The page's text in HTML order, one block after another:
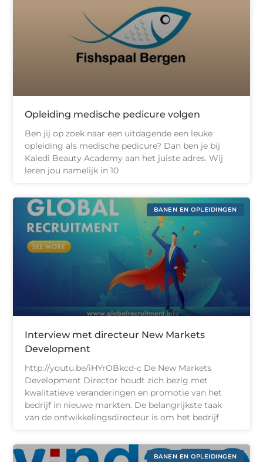
Opleiding medische pedicure volgen
Ben jij op zoek naar een uitdagende een leuke
opleiding als medische pedicure? Dan ben je bij
Kaledi Beauty Academy aan het juiste adres. Wij
leren jou namelijk in 10
BANEN EN OPLEIDINGEN
Interview met directeur New Markets
Development
http://youtu.be/iHYrOBkcd-c De New Markets
Development Director houdt zich bezig met
kwalitatieve veranderingen en promotie van het
bedrijf in nieuwe markten. De belangrijkste taak
van de ontwikkelingsdirecteur is om het bedrijf
BANEN EN OPLEIDINGEN